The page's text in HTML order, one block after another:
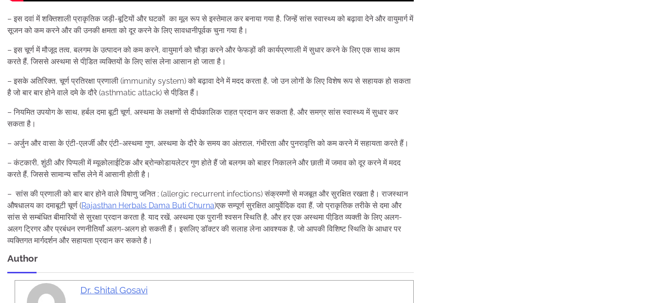
– इस दवां में शक्तिशाली प्राकृतिक जड़ी-बूटियों और घटकों का मूल रूप से इस्तेमाल कर बनाया गया है, जिन्हें सांस स्वास्थ्य को बढ़ावा देने और वायुमार्ग में
सूजन को कम करने और की उनकी क्षमता को दूर करने के लिए सावधानीपूर्वक चुना गया है।
– इस चूर्ण में मौजूद तत्व, बलगम के उत्पादन को कम करने, वायुमार्ग को चौड़ा करने और फेफड़ों की कार्यप्रणाली में सुधार करने के लिए एक साथ काम
करते हैं, जिससे अस्थमा से पीडि़त व्यक्तियों के लिए सांस लेना आसान हो जाता है।
– इसके अतिरिक्त, चूर्ण प्रतिरक्षा प्रणाली (immunity system) को बढ़ावा देने में मदद करता है, जो उन लोगों के लिए विशेष रूप से सहायक हो सकता
है जो बार बार होने वाले दमे के दौरे (asthmatic attack) से पीडि़त हैं।
– नियमित उपयोग के साथ, हर्बल दमा बूटी चूर्ण, अस्थमा के लक्षणों से दीर्घकालिक राहत प्रदान कर सकता है, और समग्र सांस स्वास्थ्य में सुधार कर
सकता है।
– अर्जुन और वासा के एंटी-एलर्जी और एंटी-अस्थमा गुण, अस्थमा के दौरे के समय का अंतराल, गंभीरता और पुनरावृत्ति को कम करने में सहायता करते हैं।
– कंटकारी, शुंठी और पिप्पली में म्यूकोलाईटिक और ब्रोन्कोडायलेटर गुण होते हैं जो बलगम को बाहर निकालने और छाती में जमाव को दूर करने में मदद
करते हैं, जिससे सामान्य साँस लेने में आसानी होती है।
– सांस की प्रणाली को बार बार होने वाले विषाणु जनित ; (allergic recurrent infections) संक्रमणों से मजबूत और सुरक्षित रखता है। राजस्थान
औषधालय का दमाबूटी चूर्ण (Rajasthan Herbals Dama Buti Churna)एक सम्पूर्ण सुरक्षित आयुर्वेदिक दवा हैं, जो प्राकृतिक तरीके से दमा और
सांस से सम्बंधित बीमारियों से सुरक्षा प्रदान करता है. याद रखें, अस्थमा एक पुरानी श्वसन स्थिति है, और हर एक अस्थमा पीडि़त व्यक्ती के लिए अलग-
अलग ट्रिगर और प्रबंधन रणनीतियाँ अलग-अलग हो सकती हैं। इसलिए डॉक्टर की सलाह लेना आवश्यक है, जो आपकी विशिष्ट स्थिति के आधार पर
व्यक्तिगत मार्गदर्शन और सहायता प्रदान कर सकते है।
Author
Dr. Shital Gosavi